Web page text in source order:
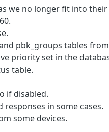
we no longer fit into their
pbk_groups tables
priority set in the
table.
if disabled.
responses in some cases.
some devices.